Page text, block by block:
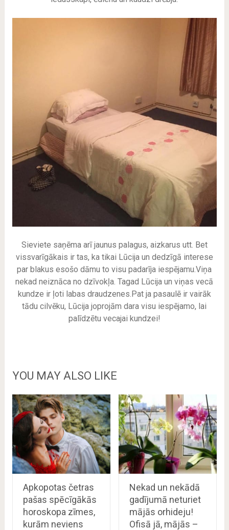
Sieviete saņēma arī jaunus palagus, aizkarus utt. Bet
vissvarīgākais ir tas, ka tikai Lūcija un dedzīgā interese
par blakus esošo dāmu to visu padarīja iespējamu.Viņa
nekad neiznāca no dzīvokļa. Tagad Lūcija un viņas vecā
kundze ir ļoti labas draudzenes.Pat ja pasaulē ir vairāk
tādu cilvēku, Lūcija joprojām dara visu iespējamo, lai
palīdzētu vecajai kundzei!
YOU MAY ALSO LIKE
Apkopotas četras
pašas spēcīgākās
horoskopa zīmes,
kurām neviens
Nekad un nekādā
gadījumā neturiet
mājās orhideju!
Ofisā jā, mājās –